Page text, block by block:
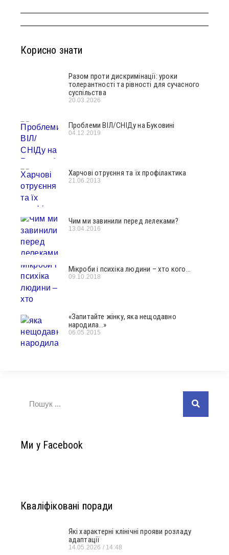
Корисно знати
Разом проти дискримінації: уроки
толерантності та рівності для сучасного
суспільства
20.03.2026
Проблеми ВІЛ/СНІДу на Буковині
04.12.2019
Харчові отруєння та їх профілактика
21.06.2013
Чим ми завинили перед лелеками?
13.04.2016
Мікроби і психіка людини – хто кого…
09.10.2018
«Запитайте жінку, яка нещодавно
народила…»
06.05.2015
Ми у Facebook
Кваліфіковані поради
Які характерні клінічні прояви розладу
адаптації
14.05.2026 14:48